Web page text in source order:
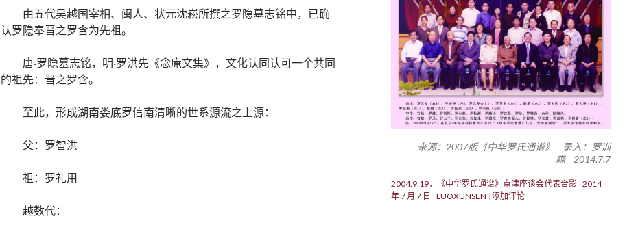
由五代吴越国宰相、闽人、状元沈崧所撰之罗隐墓志铭中，已确
认罗隐奉晋之罗含为先祖。
唐·罗隐墓志铭，明·罗洪先《念庵文集》，文化认同认可一个共同
的祖先：晋之罗含。
至此，形成湖南娄底罗信南清晰的世系源流之上源：
父：罗智洪
祖：罗礼用
越数代：
来源：2007版《中华罗氏通谱》 录入：罗训
森 2014.7.7
2004.9.19，《中华罗氏通谱》京津座谈会代表合影 2014
年 7 月 7 日
LUOXUNSEN 添加评论